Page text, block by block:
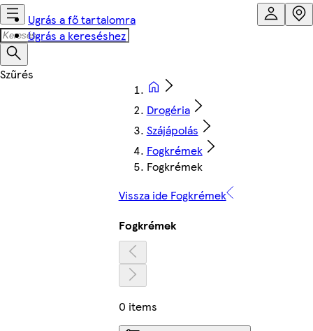
Ugrás a fő tartalomra
Ugrás a kereséshez
Drogéria
Szájápolás
Fogkrémek
Fogkrémek
Vissza ide Fogkrémek
Fogkrémek
0 items